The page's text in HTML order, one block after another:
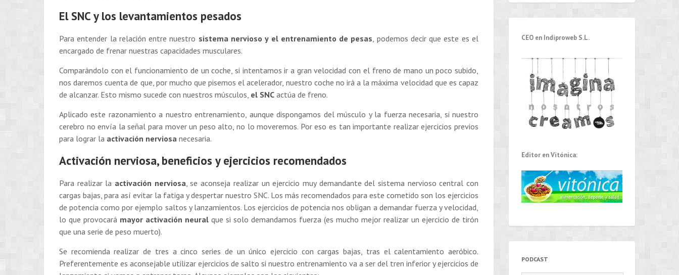
El SNC y los levantamientos pesados
Para entender la relación entre nuestro sistema nervioso y el entrenamiento de pesas, podemos decir que este es el
encargado de frenar nuestras capacidades musculares.
Comparándolo con el funcionamiento de un coche, si intentamos ir a gran velocidad con el freno de mano un poco subido,
nos daremos cuenta de que, por mucho que pisemos el acelerador, nuestro coche no irá a la máxima velocidad que es capaz
de alcanzar. Esto mismo sucede con nuestros músculos, el SNC actúa de freno.
Aplicado este razonamiento a nuestro entrenamiento, aunque dispongamos del músculo y la fuerza necesaria, si nuestro
cerebro no envía la señal para mover un peso alto, no lo moveremos. Por eso es tan importante realizar ejercicios previos
para lograr la activación nerviosa necesaria.
Activación nerviosa, beneficios y ejercicios recomendados
Para realizar la activación nerviosa, se aconseja realizar un ejercicio muy demandante del sistema nervioso central con
cargas bajas, para así evitar la fatiga y despertar nuestro SNC. Los más recomendados para este cometido son los ejercicios
de potencia como por ejemplo saltos y lanzamientos. Los ejercicios de potencia nos obligan a demandar fuerza y velocidad,
lo que provocará mayor activación neural que si solo demandamos fuerza (es mucho mejor realizar un ejercicio de tirón
que una serie de peso muerto).
Se recomienda realizar de tres a cinco series de un único ejercicio con cargas bajas, tras el calentamiento aeróbico.
Preferentemente es aconsejable utilizar ejercicios de salto si nuestro entrenamiento va a ser del tren inferior y ejercicios de
CEO en Indiproweb S.L.
Editor en Vitónica:
PODCAST